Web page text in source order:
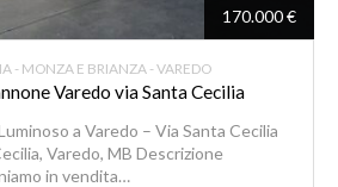
170.000 €
- MONZA E BRIANZA - VAREDO
Varedo via Santa Cecilia
a Varedo – Via Santa Cecilia
Varedo, MB Descrizione
in vendita…